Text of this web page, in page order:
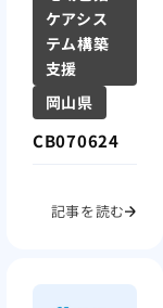
ケアシス
テム構築
支援
岡山県
CB070624
記事を読む